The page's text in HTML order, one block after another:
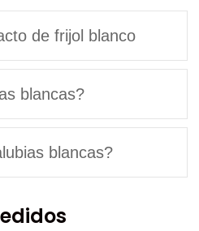
de frijol blanco
blancas?
blancas?